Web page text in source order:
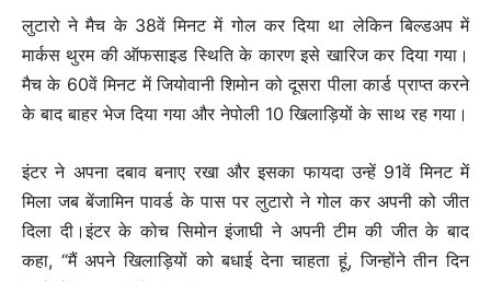
लुटारो ने मैच के 38वें मिनट में गोल कर दिया था लेकिन बिल्डअप में
मार्कस थुरम की ऑफसाइड स्थिति के कारण इसे खारिज कर दिया गया।
मैच के 60वें मिनट में जियोवानी शिमोन को दूसरा पीला कार्ड प्राप्त करने
के बाद बाहर भेज दिया गया और नेपोली 10 खिलाड़ियों के साथ रह गया।
इंटर ने अपना दबाव बनाए रखा और इसका फायदा उन्हें 91वें मिनट में
मिला जब बेंजामिन पावर्ड के पास पर लुटारो ने गोल कर अपनी को जीत
दिला दी।इंटर के कोच सिमोन इंजाघी ने अपनी टीम की जीत के बाद
कहा, “मैं अपने खिलाड़ियों को बधाई देना चाहता हूं, जिन्होंने तीन दिन